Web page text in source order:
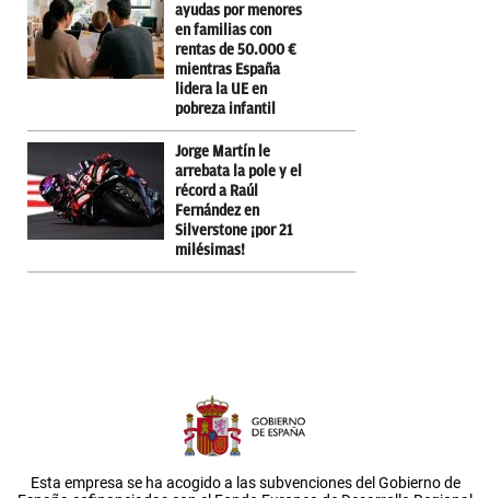
ayudas por menores
en familias con
rentas de 50.000 €
mientras España
lidera la UE en
pobreza infantil
Jorge Martín le
arrebata la pole y el
récord a Raúl
Fernández en
Silverstone ¡por 21
milésimas!
Esta empresa se ha acogido a las subvenciones del Gobierno de